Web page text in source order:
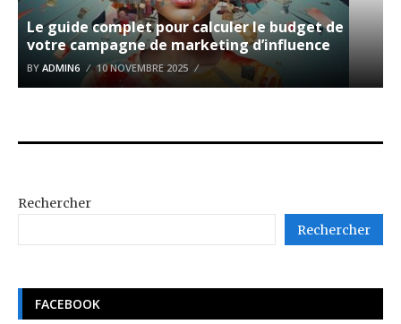
Le guide complet pour calculer le budget de
votre campagne de marketing d’influence
BY ADMIN6 10 NOVEMBRE 2025
Rechercher
Rechercher
FACEBOOK